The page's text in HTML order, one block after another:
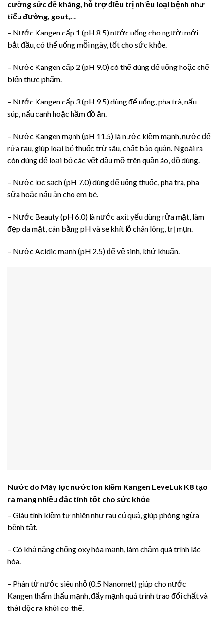
cường sức đề kháng, hỗ trợ điều trị nhiều loại bệnh như
tiểu đường, gout,…
– Nước Kangen cấp 1 (pH 8.5) nước uống cho người mới
bắt đầu, có thể uống mỗi ngày, tốt cho sức khỏe.
– Nước Kangen cấp 2 (pH 9.0) có thể dùng để uống hoặc chế
biến thực phẩm.
– Nước Kangen cấp 3 (pH 9.5) dùng để uống, pha trà, nấu
súp, nấu canh hoặc hầm đồ ăn.
– Nước Kangen mạnh (pH 11.5) là nước kiềm mạnh, nước để
rửa rau, giúp loại bỏ thuốc trừ sâu, chất bảo quản. Ngoài ra
còn dùng để loại bỏ các vết dầu mỡ trên quần áo, đồ dùng.
– Nước lọc sạch (pH 7.0) dùng để uống thuốc, pha trà, pha
sữa hoặc nấu ăn cho em bé.
– Nước Beauty (pH 6.0) là nước axit yếu dùng rửa mặt, làm
đẹp da mặt, cân bằng pH và se khít lỗ chân lông, trị mụn.
– Nước Acidic mạnh (pH 2.5) để vệ sinh, khử khuẩn.
Nước do Máy lọc nước ion kiềm Kangen LeveLuk K8 tạo
ra mang nhiều đặc tính tốt cho sức khỏe
– Giàu tính kiềm tự nhiên như rau củ quả, giúp phòng ngừa
bệnh tật.
– Có khả năng chống oxy hóa mạnh, làm chậm quá trình lão
hóa.
– Phân tử nước siêu nhỏ (0.5 Nanomet) giúp cho nước
Kangen thẩm thấu mạnh, đẩy mạnh quá trình trao đổi chất và
thải độc ra khỏi cơ thể.